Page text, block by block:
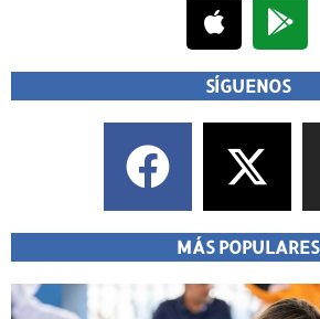
SÍGUENOS
MÁS POPULARES